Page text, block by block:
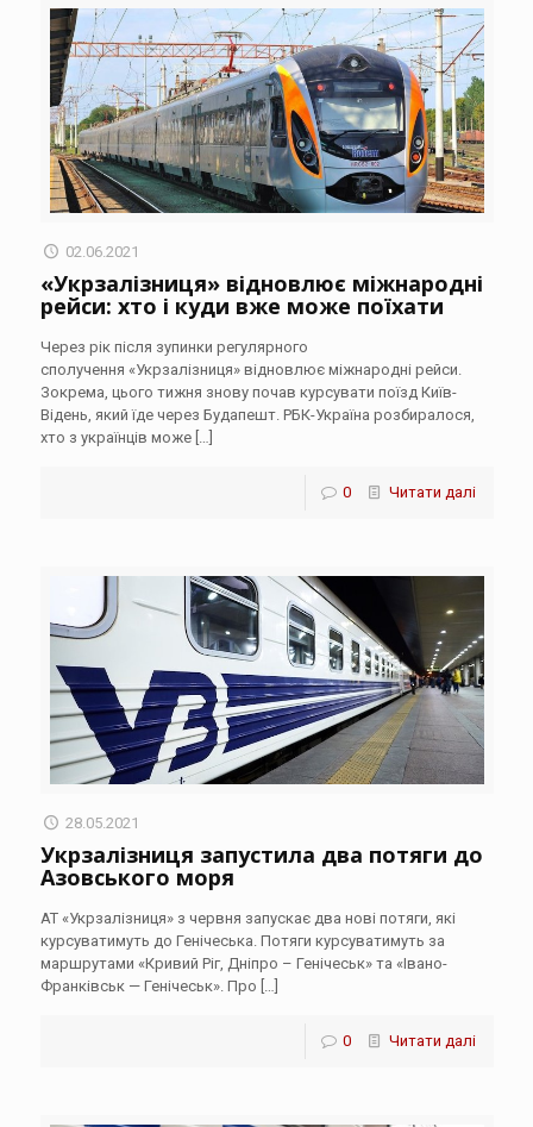
02.06.2021
«Укрзалізниця» відновлює міжнародні
рейси: хто і куди вже може поїхати
Через рік після зупинки регулярного
сполучення «Укрзалізниця» відновлює міжнародні рейси.
Зокрема, цього тижня знову почав курсувати поїзд Київ-
Відень, який їде через Будапешт. РБК-Україна розбиралося,
хто з українців може[…]
0 Читати далі
28.05.2021
Укрзалізниця запустила два потяги до
Азовського моря
АТ «Укрзалізниця» з червня запускає два нові потяги, які
курсуватимуть до Генічеська. Потяги курсуватимуть за
маршрутами «Кривий Ріг, Дніпро – Генічеськ» та «Івано-
Франківськ — Генічеськ». Про […]
0 Читати далі